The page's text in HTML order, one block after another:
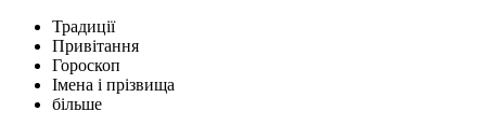
Традиції
Привітання
Гороскоп
Імена і прізвища
більше